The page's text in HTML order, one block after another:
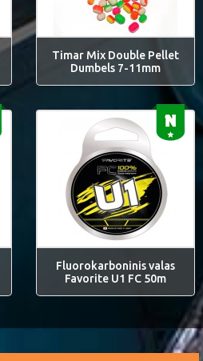
Timar Mix Double Pellet
Dumbels 7-11mm
Fluorokarboninis valas
Favorite U1 FC 50m